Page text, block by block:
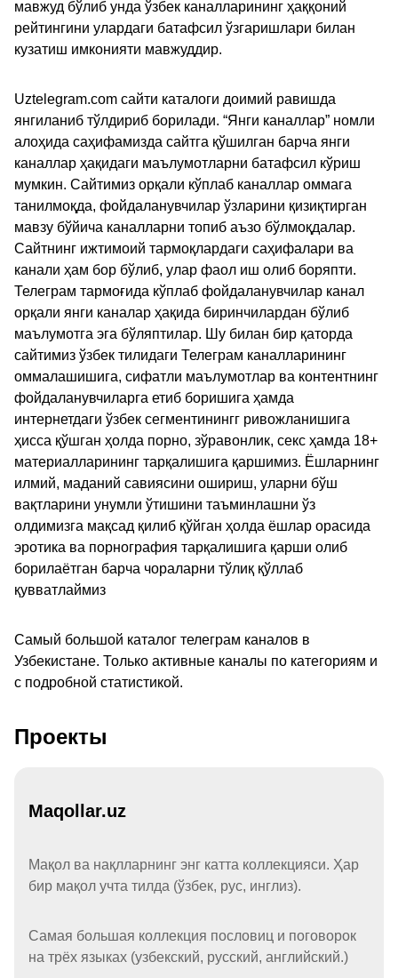
мавжуд бўлиб унда ўзбек каналларининг ҳаққоний
рейтингини улардаги батафсил ўзгаришлари билан
кузатиш имконияти мавжуддир.
Uztelegram.com сайти каталоги доимий равишда
янгиланиб тўлдириб борилади. “Янги каналлар” номли
алоҳида саҳифамизда сайтга қўшилган барча янги
каналлар ҳақидаги маълумотларни батафсил кўриш
мумкин. Сайтимиз орқали кўплаб каналлар оммага
танилмоқда, фойдаланувчилар ўзларини қизиқтирган
мавзу бўйича каналларни топиб аъзо бўлмоқдалар.
Сайтнинг ижтимоий тармоқлардаги саҳифалари ва
канали ҳам бор бўлиб, улар фаол иш олиб боряпти.
Телеграм тармоғида кўплаб фойдаланувчилар канал
орқали янги каналар ҳақида биринчилардан бўлиб
маълумотга эга бўляптилар. Шу билан бир қаторда
сайтимиз ўзбек тилидаги Телеграм каналларининг
оммалашишига, сифатли маълумотлар ва контентнинг
фойдаланувчиларга етиб боришига ҳамда
интернетдаги ўзбек сегментинингг ривожланишига
ҳисса қўшган ҳолда порно, зўравонлик, секс ҳамда 18+
материалларининг тарқалишига қаршимиз. Ёшларнинг
илмий, маданий савиясини ошириш, уларни бўш
вақтларини унумли ўтишини таъминлашни ўз
олдимизга мақсад қилиб қўйган ҳолда ёшлар орасида
эротика ва порнография тарқалишига қарши олиб
борилаётган барча чораларни тўлиқ қўллаб
қувватлаймиз
Самый большой каталог телеграм каналов в
Узбекистане. Только активные каналы по категориям и
с подробной статистикой.
Проекты
Maqollar.uz
Мақол ва нақлларнинг энг катта коллекцияси. Ҳар
бир мақол учта тилда (ўзбек, рус, инглиз).
Самая большая коллекция пословиц и поговорок
на трёх языках (узбекский, русский, английский.)